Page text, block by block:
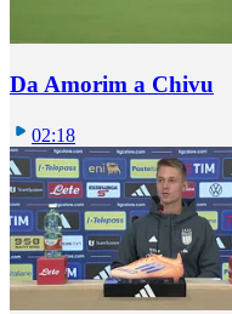
Da Amorim a Chivu
02:18